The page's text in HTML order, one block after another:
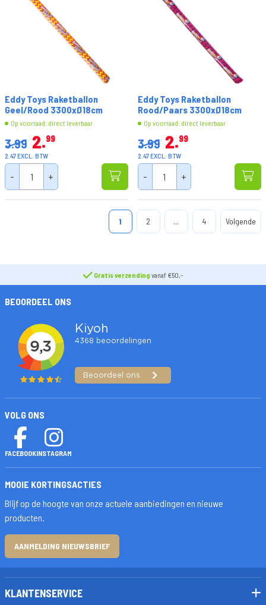
Eddy Toys Raketballon
Geel/Rood 3300xØ18cm
Op voorraad: direct leverbaar
3.99 2 99
2.47 EXCL. BTW
- +
Eddy Toys Raketballon
Rood/Paars 3300xØ18cm
Op voorraad: direct leverbaar
3.99 2 99
2.47 EXCL. BTW
- +
1 2 ... 4 Volgende
Gratis verzending vanaf €50,-
BEOORDEEL ONS
VOLG ONS
FACEBOOKINSTAGRAM
MOOIE KORTINGSACTIES
Blijf op de hoogte van onze actuele aanbiedingen en nieuwe
producten.
AANMELDING NIEUWSBRIEF
KLANTENSERVICE